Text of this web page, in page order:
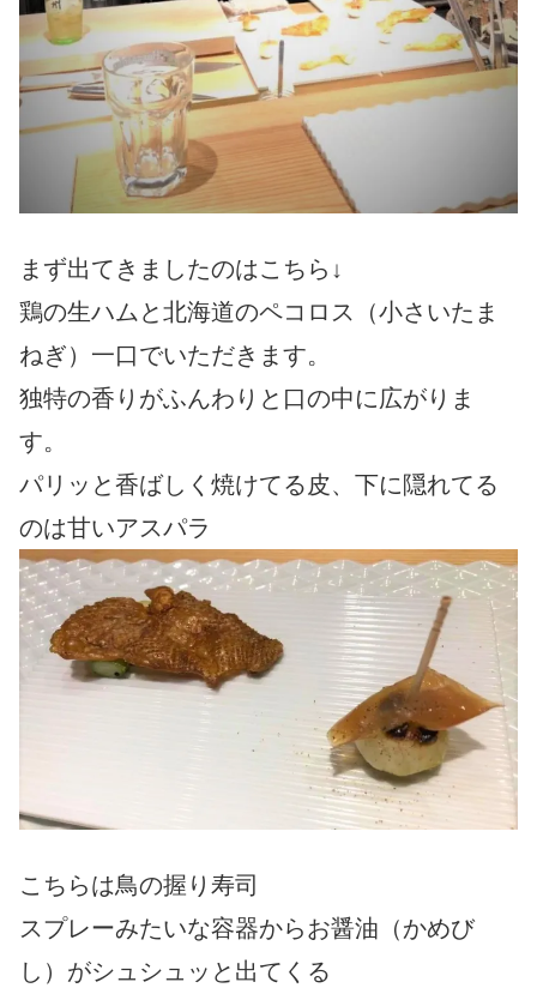
まず出てきましたのはこちら↓
鶏の生ハムと北海道のペコロス（小さいたま
ねぎ）一口でいただきます。
独特の香りがふんわりと口の中に広がりま
す。
パリッと香ばしく焼けてる皮、下に隠れてる
のは甘いアスパラ
こちらは鳥の握り寿司
スプレーみたいな容器からお醤油（かめび
し）がシュシュッと出てくる